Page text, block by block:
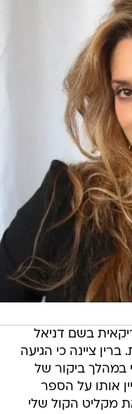
בשם דניאל
ציינה כי הגיעה
במהלך ביקור של
אותו על הספר
מקליט הקול שלי